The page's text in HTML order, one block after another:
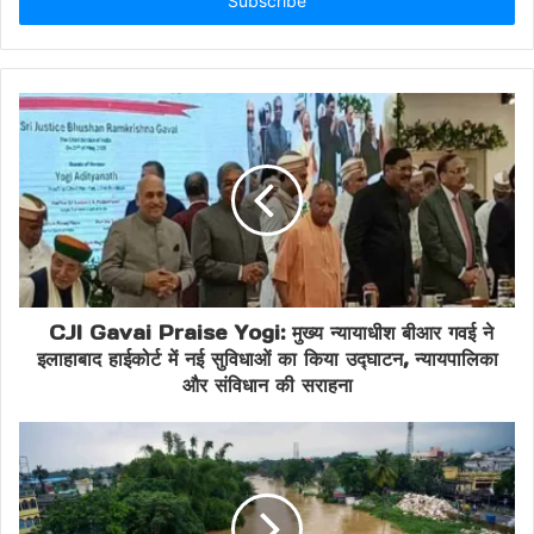
Ahilyabai Holkar Jayanti
BMS Kerala News Guruvayur News
Journalists Unity
Kerala Journalists Welfare
Kerala State Committee WJI
M Ganesh RSS Press Freedom India
Sanjay Upadhyay WJI Swami Harinarayan
WJI Kerala Meeting
Working Journalists of India
CJI Gavai Praise Yogi: मुख्य न्यायाधीश बीआर गवई ने
इलाहाबाद हाईकोर्ट में नई सुविधाओं का किया उद्घाटन, न्यायपालिका
और संविधान की सराहना